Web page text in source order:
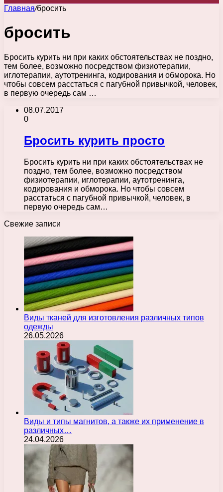
Главная/бросить
бросить
Бросить курить ни при каких обстоятельствах не поздно,
тем более, возможно посредством физиотерапии,
иглотерапии, аутотренинга, кодирования и обморока. Но
чтобы совсем расстаться с пагубной привычкой, человек,
в первую очередь сам …
08.07.2017
0
Бросить курить просто
Бросить курить ни при каких обстоятельствах не
поздно, тем более, возможно посредством
физиотерапии, иглотерапии, аутотренинга,
кодирования и обморока. Но чтобы совсем
расстаться с пагубной привычкой, человек, в
первую очередь сам…
Свежие записи
Виды тканей для изготовления различных типов
одежды
26.05.2026
Виды и типы магнитов, а также их применение в
различных…
24.04.2026